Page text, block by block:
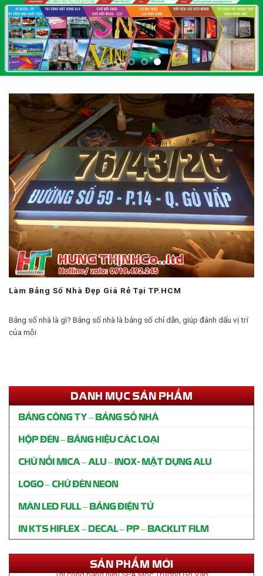
DANH MỤC SẢN PHẨM
BẢNG CÔNG TY – BẢNG SỐ NHÀ
HỘP ĐÈN – BẢNG HIỆU CÁC LOẠI
CHỮ NỔI MICA – ALU – INOX- MẶT DỰNG ALU
LOGO – CHỮ ĐÈN NEON
MÀN LED FULL – BẢNG ĐIỆN TỬ
IN KTS HIFLEX – DECAL – PP – BACKLIT FILM
SẢN PHẨM MỚI
Thi công bảng hiệu SPA Mộc Trượng Gò Vấp
Làm Bảng Số Nhà Đẹp Giá Rẻ Tại TP.HCM
Bảng số nhà là gì? Bảng số nhà là bảng số chỉ dẫn, giúp đánh dấu vị trí
của mỗi